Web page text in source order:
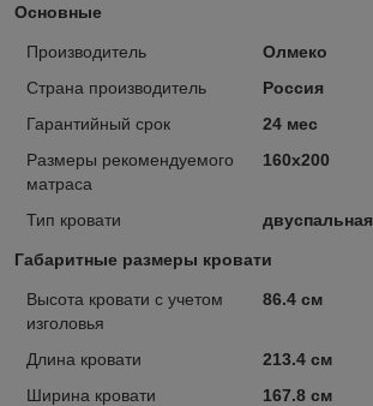
Основные
Производитель
Олмеко
Страна производитель
Россия
Гарантийный срок
24 мес
Размеры рекомендуемого
матраса
160х200
Тип кровати двуспальная
Габаритные размеры кровати
Высота кровати с учетом
изголовья
86.4 см
Длина кровати
213.4 см
Ширина кровати
167.8 см